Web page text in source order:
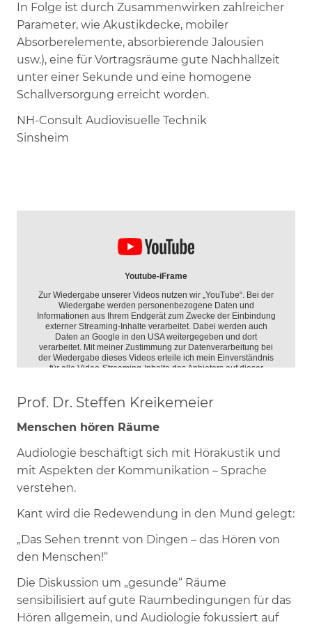
In Folge ist durch Zusammenwirken zahlreicher
Parameter, wie Akustikdecke, mobiler
Absorberelemente, absorbierende Jalousien
usw.), eine für Vortragsräume gute Nachhallzeit
unter einer Sekunde und eine homogene
Schallversorgung erreicht worden.
NH-Consult Audiovisuelle Technik
Sinsheim
Prof. Dr. Steffen Kreikemeier
Menschen hören Räume
Audiologie beschäftigt sich mit Hörakustik und
mit Aspekten der Kommunikation – Sprache
verstehen.
Kant wird die Redewendung in den Mund gelegt:
„Das Sehen trennt von Dingen – das Hören von
den Menschen!“
Die Diskussion um „gesunde“ Räume
sensibilisiert auf gute Raumbedingungen für das
Hören allgemein, und Audiologie fokussiert auf